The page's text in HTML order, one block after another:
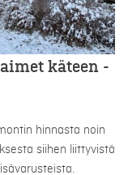
käteen -
hinnasta noin
siihen liittyvistä